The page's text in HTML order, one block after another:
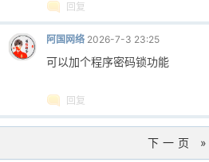
回复
阿国网络 2026-7-3 23:25
可以加个程序密码锁功能
回复
下一页 »